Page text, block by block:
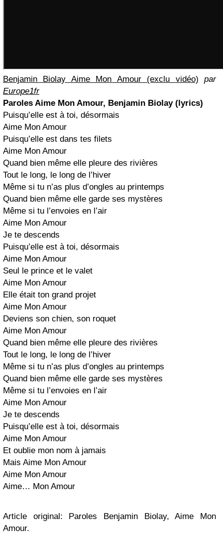
Benjamin Biolay Aime Mon Amour (exclu vidéo)
par
Europe1fr
Paroles Aime Mon Amour, Benjamin Biolay (lyrics)
Puisqu’elle est à toi, désormais
Aime Mon Amour
Puisqu’elle est dans tes filets
Aime Mon Amour
Quand bien même elle pleure des rivières
Tout le long, le long de l’hiver
Même si tu n’as plus d’ongles au printemps
Quand bien même elle garde ses mystères
Même si tu l’envoies en l’air
Aime Mon Amour
Je te descends
Puisqu’elle est à toi, désormais
Aime Mon Amour
Seul le prince et le valet
Aime Mon Amour
Elle était ton grand projet
Aime Mon Amour
Deviens son chien, son roquet
Aime Mon Amour
Quand bien même elle pleure des rivières
Tout le long, le long de l’hiver
Même si tu n’as plus d’ongles au printemps
Quand bien même elle garde ses mystères
Même si tu l’envoies en l’air
Aime Mon Amour
Je te descends
Puisqu’elle est à toi, désormais
Aime Mon Amour
Et oublie mon nom à jamais
Mais Aime Mon Amour
Aime Mon Amour
Aime… Mon Amour
Article original: Paroles Benjamin Biolay, Aime Mon
Amour.